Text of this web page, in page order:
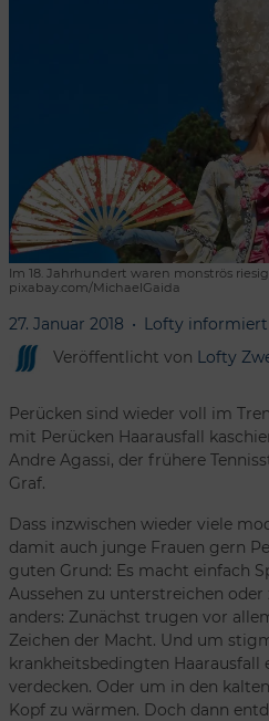
Im 18. Jahrhundert waren monströs
pixabay.com/MichaelGaida
27. Januar 2018 Lofty informiert
Veröffentlicht von Lofty
Perücken sind wieder voll im
mit Perücken Haarausfall
Andre Agassi, der frühere
Graf.
Dass inzwischen wieder viele
damit auch junge Frauen gern
guten Grund: Es macht einfach
Aussehen zu unterstreichen
anders: Zunächst trugen vor
Zeichen der Macht. Und um
krankheitsbedingten Haarausfall
verdecken. Oder um in den
Kopf zu wärmen. Doch dann